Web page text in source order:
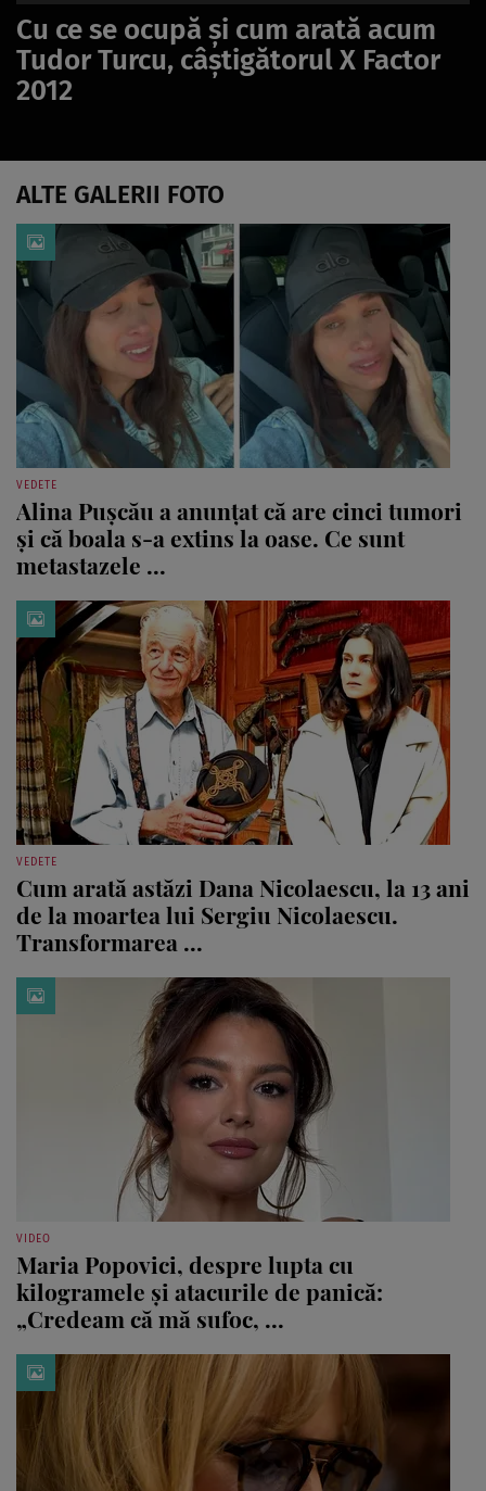
Cu ce se ocupă și cum arată acum
Tudor Turcu, câștigătorul X Factor
2012
ALTE GALERII FOTO
VEDETE
Alina Pușcău a anunțat că are cinci tumori
și că boala s-a extins la oase. Ce sunt
metastazele ...
VEDETE
Cum arată astăzi Dana Nicolaescu, la 13 ani
de la moartea lui Sergiu Nicolaescu.
Transformarea ...
VIDEO
Maria Popovici, despre lupta cu
kilogramele și atacurile de panică:
„Credeam că mă sufoc, ...